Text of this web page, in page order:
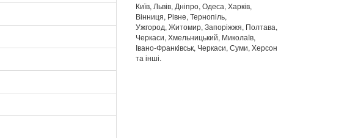
Київ, Львів, Дніпро, Одеса, Харків,
Вінниця, Рівне, Тернопіль,
Ужгород, Житомир, Запоріжжя, Полтава,
Черкаси, Хмельницький, Миколаїв,
Івано-Франківськ, Черкаси, Суми, Херсон
та інші.